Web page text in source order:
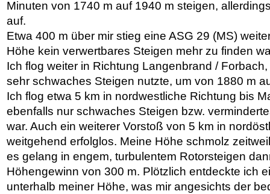
Minuten von 1740 m auf 1940 m steigen,
auf.
Etwa 400 m über mir stieg eine ASG 29 (MS)
Höhe kein verwertbares Steigen mehr zu finden
Ich flog weiter in Richtung Langenbrand /
sehr schwaches Steigen nutzte, um von 1880 m
Ich flog etwa 5 km in nordwestliche Richtung bis
ebenfalls nur schwaches Steigen bzw.
war. Auch ein weiterer Vorstoß von 5 km in
weitgehend erfolglos. Meine Höhe schmolz
es gelang in engem, turbulentem Rotorsteigen
Höhengewinn von 300 m. Plötzlich entdeckte ich
unterhalb meiner Höhe, was mir angesichts der